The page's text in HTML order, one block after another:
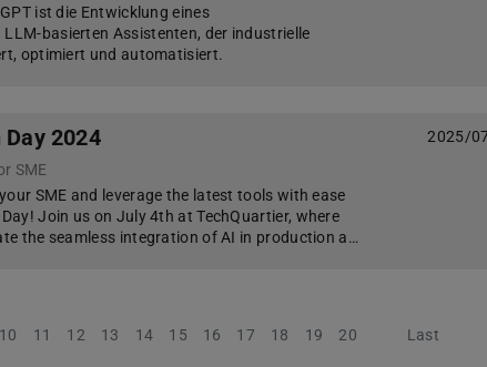
ist die Entwicklung eines
basierten Assistenten, der industrielle
optimiert und automatisiert.
2024
2025/
SME
SME and leverage the latest tools with ease
Join us on July 4th at TechQuartier, where
the seamless integration of AI in production a…
10 11 12 13 14 15 16 17 18 19 20 Next
Last